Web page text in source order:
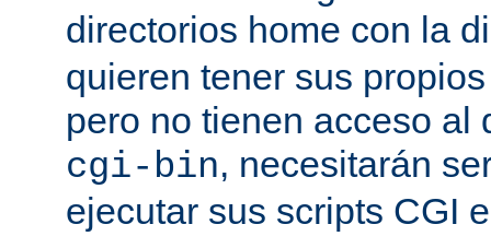
directorios home con la
quieren tener sus
pero no tienen acceso al
cgi-bin, necesitarán
ejecutar sus scripts CGI